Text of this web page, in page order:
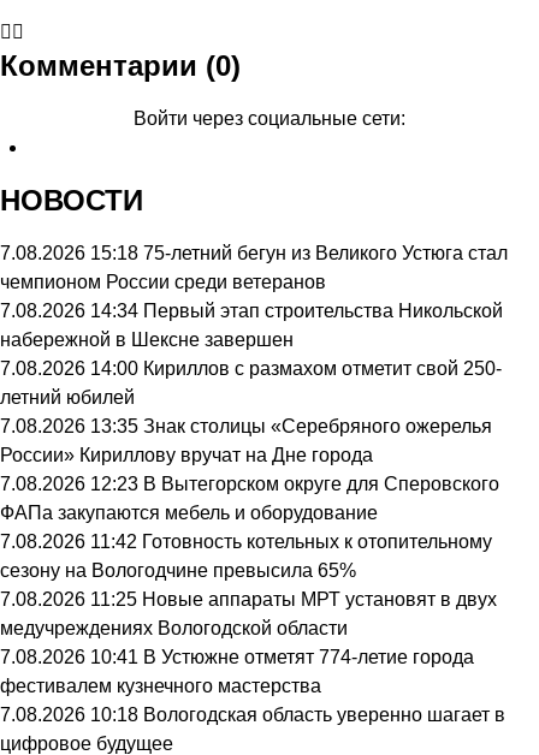
Комментарии (0)
Войти через социальные сети:
НОВОСТИ
7.08.2026 15:18 75-летний бегун из Великого Устюга стал
чемпионом России среди ветеранов
7.08.2026 14:34 Первый этап строительства Никольской
набережной в Шексне завершен
7.08.2026 14:00 Кириллов с размахом отметит свой 250-
летний юбилей
7.08.2026 13:35 Знак столицы «Серебряного ожерелья
России» Кириллову вручат на Дне города
7.08.2026 12:23 В Вытегорском округе для Сперовского
ФАПа закупаются мебель и оборудование
7.08.2026 11:42 Готовность котельных к отопительному
сезону на Вологодчине превысила 65%
7.08.2026 11:25 Новые аппараты МРТ установят в двух
медучреждениях Вологодской области
7.08.2026 10:41 В Устюжне отметят 774-летие города
фестивалем кузнечного мастерства
7.08.2026 10:18 Вологодская область уверенно шагает в
цифровое будущее